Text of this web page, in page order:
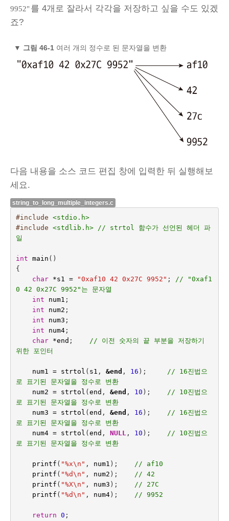
9952" 를 4개로 잘라서 각각을 저장하고 싶을 수도 있겠
죠?
▼ 그림 46‑1 여러 개의 정수로 된 문자열을 변환
다음 내용을 소스 코드 편집 창에 입력한 뒤 실행해보
세요.
string_to_long_multiple_integers.c
#include <stdio.h>
#include <stdlib.h> // strtol 함수가 선언된 헤더 파
일
int main ()
{
char
*s1 = "0xaf10 42 0x27C 9952" ;
// "0xaf1
0 42 0x27C 9952"는 문자열
int
num1 ;
int
num2 ;
int
num3 ;
int
num4;
char
*end ; // 이전 숫자의 끝 부분을 저장하기
위한 포인터
num1 = strtol ( s1 , &end , 16 ); // 16진법으
로 표기된 문자열을 정수로 변환
num2 = strtol ( end , &end , 10 ); // 10진법으
로 표기된 문자열을 정수로 변환
num3 = strtol ( end , &end , 16 ); // 16진법으
로 표기된 문자열을 정수로 변환
num4 = strtol ( end , NULL, 10 ); // 10진법으
로 표기된 문자열을 정수로 변환
printf ( "%x\n " , num1 ); // af10
printf ( "%d\n " , num2 ); // 42
printf ( "%X\n " , num3 ); // 27C
printf ( "%d\n " , num4); // 9952
return 0 ;